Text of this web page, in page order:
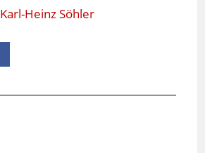
Karl-Heinz Söhler